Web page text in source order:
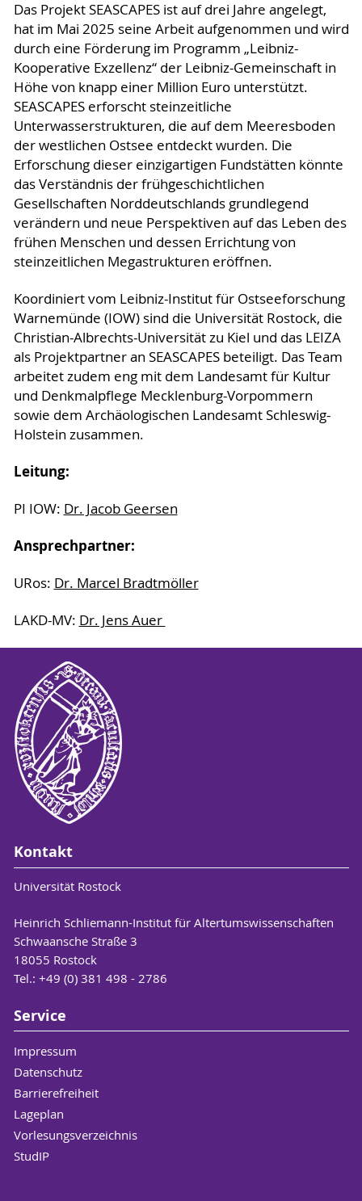
Das Projekt SEASCAPES ist auf drei Jahre angelegt,
hat im Mai 2025 seine Arbeit aufgenommen und wird
durch eine Förderung im Programm „Leibniz-
Kooperative Exzellenz“ der Leibniz-Gemeinschaft in
Höhe von knapp einer Million Euro unterstützt.
SEASCAPES erforscht steinzeitliche
Unterwasserstrukturen, die auf dem Meeresboden
der westlichen Ostsee entdeckt wurden. Die
Erforschung dieser einzigartigen Fundstätten könnte
das Verständnis der frühgeschichtlichen
Gesellschaften Norddeutschlands grundlegend
verändern und neue Perspektiven auf das Leben des
frühen Menschen und dessen Errichtung von
steinzeitlichen Megastrukturen eröffnen.
Koordiniert vom Leibniz-Institut für Ostseeforschung
Warnemünde (IOW) sind die Universität Rostock, die
Christian-Albrechts-Universität zu Kiel und das LEIZA
als Projektpartner an SEASCAPES beteiligt. Das Team
arbeitet zudem eng mit dem Landesamt für Kultur
und Denkmalpflege Mecklenburg-Vorpommern
sowie dem Archäologischen Landesamt Schleswig-
Holstein zusammen.
Leitung:
PI IOW: Dr. Jacob Geersen
Ansprechpartner:
URos: Dr. Marcel Bradtmöller
LAKD-MV: Dr. Jens Auer
Kontakt
Universität Rostock
Heinrich Schliemann-Institut für Altertumswissenschaften
Schwaansche Straße 3
18055 Rostock
Tel.: +49 (0) 381 498 - 2786
Service
Impressum
Datenschutz
Barrierefreiheit
Lageplan
Vorlesungsverzeichnis
StudIP